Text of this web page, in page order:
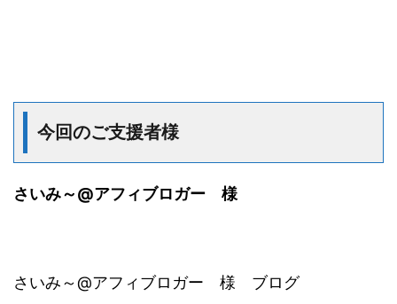
今回のご支援者様
さいみ～@アフィブロガー 様
さいみ～@アフィブロガー 様 ブログ